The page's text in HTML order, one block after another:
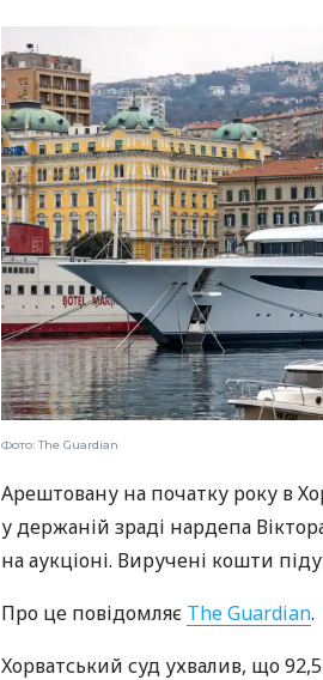
Фото: The Guardian
Арештовану на початку року в
у держаній зраді нардепа
на аукціоні. Виручені кошти
Про це повідомляє The Guardian.
Xорватський суд ухвалив, що